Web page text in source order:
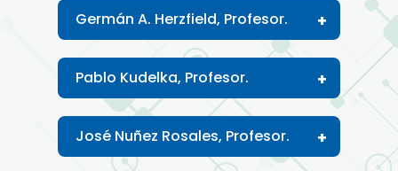
Germán A. Herzfield, Profesor.
Pablo Kudelka, Profesor.
José Nuñez Rosales, Profesor.